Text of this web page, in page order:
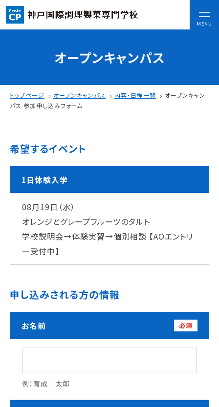
MENU
CLOSE
ここから始まる私の未来
日本全国から集まる学生たち
AO入試
指定校推薦入試
一般入試
学校案内
学校法人 育成学園の歩み
理事長メッセージ
学費サポート
Wライセンスコース
オープンキャンパス
トップページ オープンキャンパス 内容・日程一覧
オープンキャン
パス 参加申し込みフォーム
希望するイベント
1日体験入学
08月19日（水）
オレンジとグレープフルーツのタルト
学校説明会→体験実習→個別相談 【AOエントリ
ー受付中】
申し込みされる方の情報
お名前 必須
例：育成 太郎